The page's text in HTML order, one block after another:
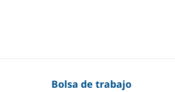
Bolsa de trabajo